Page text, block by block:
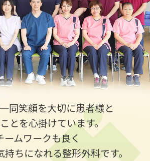
同笑顔を大切に患者様と
とを心掛けています。
ームワークも良く
ちになれる整形外科です。